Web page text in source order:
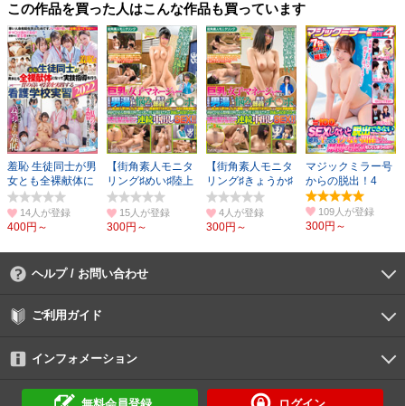
この作品を買った人はこんな作品も買っています
羞恥 生徒同士が男
女とも全裸献体に
なって実技指導
202214人
400円～
【街角素人モニタ
リング♯めい♯陸上
部マネージャー】
15人
300円～
【街角素人モニタ
リング♯きょうか♯
マネージャー】
4人
300円～
マジックミラー号
からの脱出！4
109人
300円～
ヘルプ / お問い合わせ
よくあるご質問
ご利用環境
お支払い方法
パスワードの再設定
サポートセンター
ご利用ガイド
初めての方へ
会員登録の手順
作品購入の手順
動画再生の手順
検索のヒント
DUGA Player
インフォメーション
DUGAからのお知らせ
デュガの歴史とあゆみ
利用規約
個人情報保護方針
特定商取引法に基づく表示
資金決済法に基づく表示
倫理基準
サイトマップ